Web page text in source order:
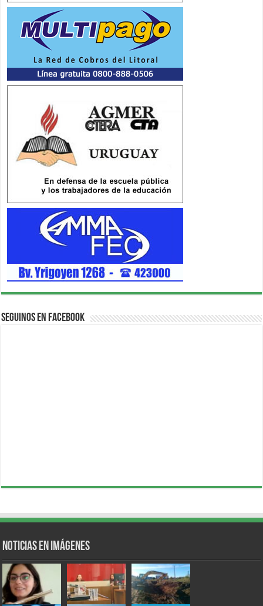
Seguinos en Facebook
Noticias en Imágenes